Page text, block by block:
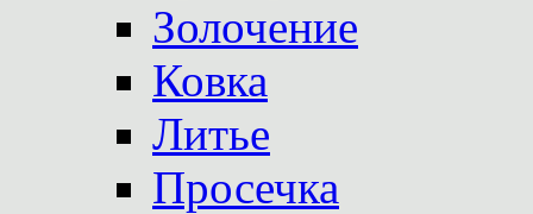
Золочение
Ковка
Литье
Просечка